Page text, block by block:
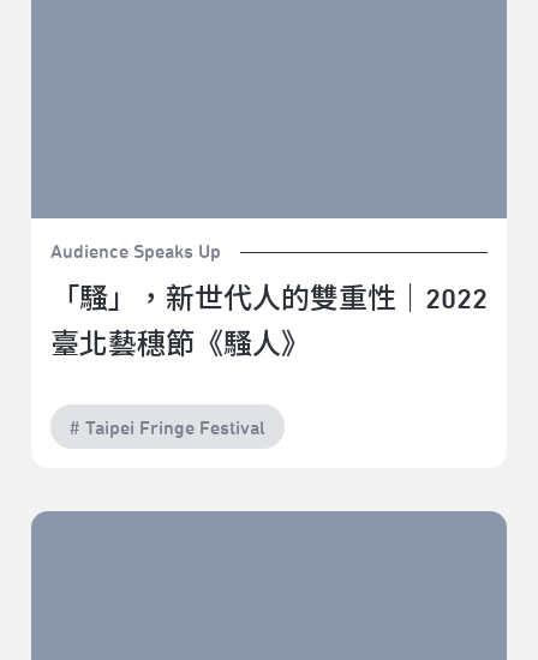
Audience Speaks Up
「騷」，新世代人的雙重性｜2022
臺北藝穗節《騷人》
# Taipei Fringe Festival
一場名為「夢想」的旅行｜2022臺北藝穗節《暫停 倒轉